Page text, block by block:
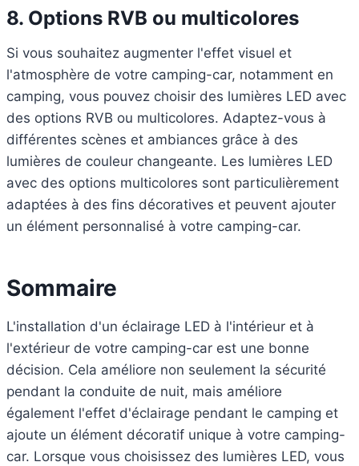
8. Options RVB ou multicolores
Si vous souhaitez augmenter l'effet visuel et
l'atmosphère de votre camping-car, notamment en
camping, vous pouvez choisir des lumières LED avec
des options RVB ou multicolores. Adaptez-vous à
différentes scènes et ambiances grâce à des
lumières de couleur changeante. Les lumières LED
avec des options multicolores sont particulièrement
adaptées à des fins décoratives et peuvent ajouter
un élément personnalisé à votre camping-car.
Sommaire
L'installation d'un éclairage LED à l'intérieur et à
l'extérieur de votre camping-car est une bonne
décision. Cela améliore non seulement la sécurité
pendant la conduite de nuit, mais améliore
également l'effet d'éclairage pendant le camping et
ajoute un élément décoratif unique à votre camping-
car. Lorsque vous choisissez des lumières LED, vous